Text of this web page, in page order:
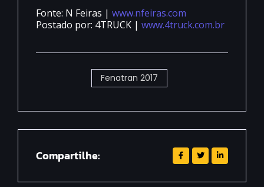
Fonte: N Feiras | www.nfeiras.com
Postado por: 4TRUCK | www.4truck.com.br
Fenatran 2017
Compartilhe: